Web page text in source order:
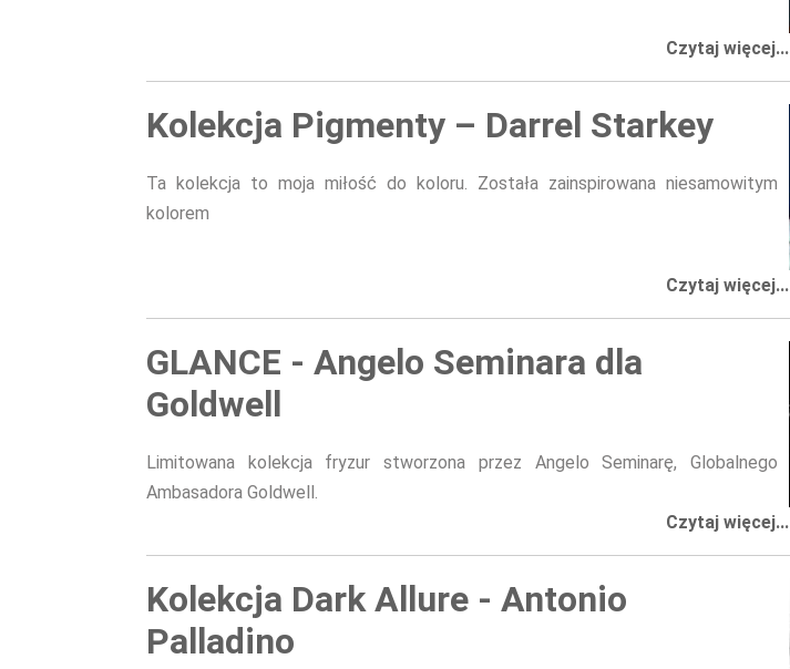
Czytaj więcej...
Kolekcja Pigmenty – Darrel Starkey
Ta kolekcja to moja miłość do koloru. Została zainspirowana niesamowitym
kolorem
Czytaj więcej...
GLANCE - Angelo Seminara dla
Goldwell
Limitowana kolekcja fryzur stworzona przez Angelo Seminarę, Globalnego
Ambasadora Goldwell.
Czytaj więcej...
Kolekcja Dark Allure - Antonio
Palladino